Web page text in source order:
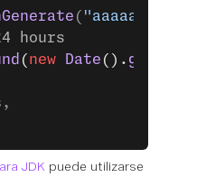
( "aaaaaaaa-
hours
( new Date (). getTime
,
JDK puede utilizarse